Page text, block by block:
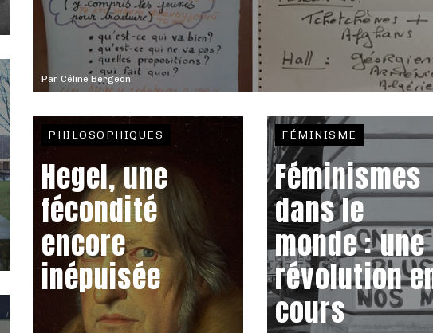
Par Céline Bergeon
PHILOSOPHIQUES
Hegel, une
fécondité
encore
inépuisée
FÉMINISME
Féminismes
dans le
monde : une
révolution
cours